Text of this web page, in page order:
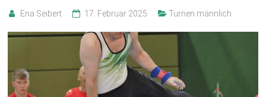
Ena Seibert 17. Februar 2025 Turnen männlich